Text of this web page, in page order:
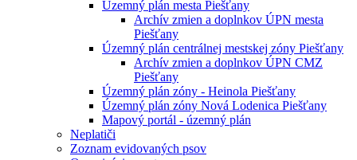
Územný plán mesta Piešťany
Archív zmien a doplnkov ÚPN mesta
Piešťany
Územný plán centrálnej mestskej zóny Piešťany
Archív zmien a doplnkov ÚPN CMZ
Piešťany
Územný plán zóny - Heinola Piešťany
Územný plán zóny Nová Lodenica Piešťany
Mapový portál - územný plán
Neplatiči
Zoznam evidovaných psov